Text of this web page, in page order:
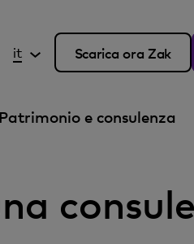
it Scarica ora Zak
Patrimonio e consulenza